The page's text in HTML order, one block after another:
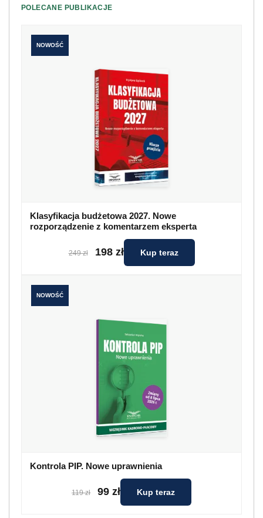
POLECANE PUBLIKACJE
NOWOŚĆ
Klasyfikacja budżetowa 2027. Nowe
rozporządzenie z komentarzem eksperta
249 zł 198 zł Kup teraz
NOWOŚĆ
Kontrola PIP. Nowe uprawnienia
119 zł 99 zł Kup teraz